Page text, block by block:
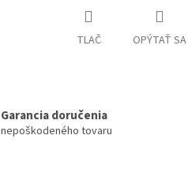
TLAČ OPÝTAŤ SA
Garancia doručenia
nepoškodeného tovaru